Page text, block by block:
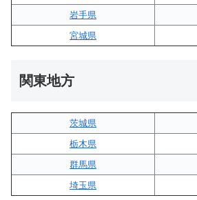
岩手県
宮城県
関東地方
茨城県
栃木県
群馬県
埼玉県